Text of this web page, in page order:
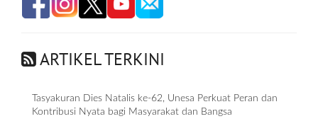
ARTIKEL TERKINI
Tasyakuran Dies Natalis ke-62, Unesa Perkuat Peran dan
Kontribusi Nyata bagi Masyarakat dan Bangsa